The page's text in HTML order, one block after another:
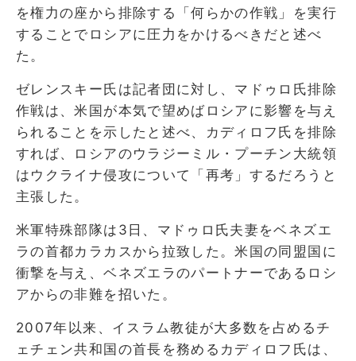
を権力の座から排除する「何らかの作戦」を実行
することでロシアに圧力をかけるべきだと述べ
た。
ゼレンスキー氏は記者団に対し、マドゥロ氏排除
作戦は、米国が本気で望めばロシアに影響を与え
られることを示したと述べ、カディロフ氏を排除
すれば、ロシアのウラジーミル・プーチン大統領
はウクライナ侵攻について「再考」するだろうと
主張した。
米軍特殊部隊は3日、マドゥロ氏夫妻をベネズエ
ラの首都カラカスから拉致した。米国の同盟国に
衝撃を与え、ベネズエラのパートナーであるロシ
アからの非難を招いた。
2007年以来、イスラム教徒が大多数を占めるチ
ェチェン共和国の首長を務めるカディロフ氏は、